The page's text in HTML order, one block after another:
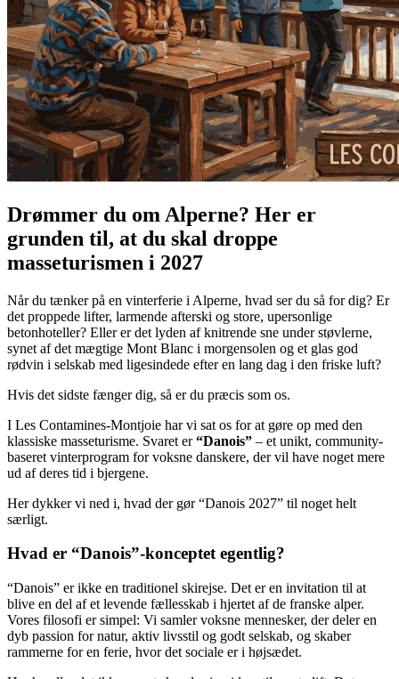
Drømmer du om Alperne? Her er
grunden til, at du skal droppe
masseturismen i 2027
Når du tænker på en vinterferie i Alperne, hvad ser du så for dig? Er
det proppede lifter, larmende afterski og store, upersonlige
betonhoteller? Eller er det lyden af knitrende sne under støvlerne,
synet af det mægtige Mont Blanc i morgensolen og et glas god
rødvin i selskab med ligesindede efter en lang dag i den friske luft?
Hvis det sidste fænger dig, så er du præcis som os.
I Les Contamines-Montjoie har vi sat os for at gøre op med den
klassiske masseturisme. Svaret er“Danois” – et unikt, community-
baseret vinterprogram for voksne danskere, der vil have noget mere
ud af deres tid i bjergene.
Her dykker vi ned i, hvad der gør “Danois 2027” til noget helt
særligt.
Hvad er “Danois”-konceptet egentlig?
“Danois” er ikke en traditionel skirejse. Det er en invitation til at
blive en del af et levende fællesskab i hjertet af de franske alper.
Vores filosofi er simpel: Vi samler voksne mennesker, der deler en
dyb passion for natur, aktiv livsstil og godt selskab, og skaber
rammerne for en ferie, hvor det sociale er i højsædet.